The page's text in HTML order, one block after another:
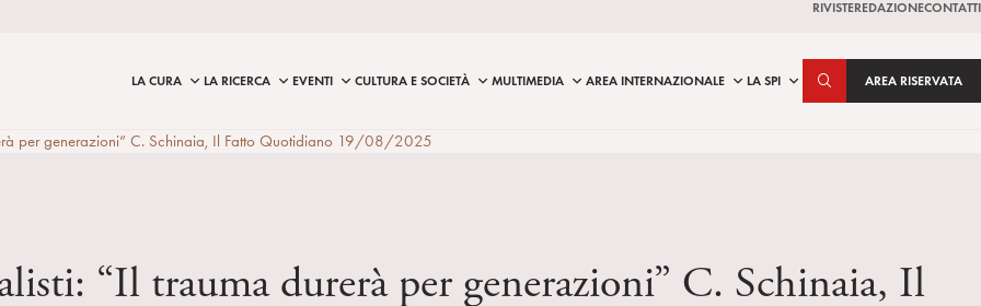
RIVISTEREDAZIONECONTATTI
LA CURA LA RICERCA EVENTI CULTURA E SOCIETÀ MULTIMEDIA AREA INTERNAZIONALE LA SPI AREA RISERVATA
per generazioni” C. Schinaia, Il Fatto Quotidiano 19/08/2025
“Il trauma durerà per generazioni” C. Schinaia, Il